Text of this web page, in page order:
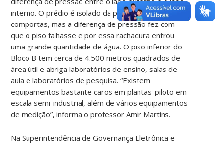
interno. O prédio é isolado da parte externa por
comportas, mas a diferença de pressão fez com
que o piso falhasse e por essa rachadura entrou
uma grande quantidade de água. O piso inferior do
Bloco B tem cerca de 4.500 metros quadrados de
área útil e abriga laboratórios de ensino, salas de
aula e laboratórios de pesquisa. “Existem
equipamentos bastante caros em plantas-piloto em
escala semi-industrial, além de vários equipamentos
de medição”, informa o professor Amir Martins.
Na Superintendência de Governança Eletrônica e